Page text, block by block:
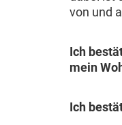
von und
Ich
mein
Ich